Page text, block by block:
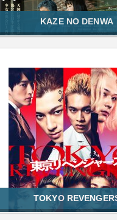
KAZE NO DENWA
TOKYO